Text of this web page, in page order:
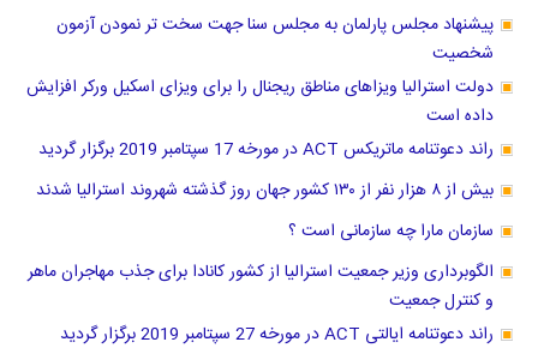
پیشنهاد مجلس پارلمان به مجلس سنا جهت سخت تر نمودن آزمون
شخصیت
دولت استرالیا ویزاهای مناطق ریجنال را برای ویزای اسکیل ورکر افزایش
داده است
راند دعوتنامه ماتریکس ACT در مورخه 17 سپتامبر 2019 برگزار گردید
بیش از ۸ هزار نفر از ۱۳۰ کشور جهان روز گذشته شهروند استرالیا شدند
سازمان مارا چه سازمانی است ؟
الگوبرداری وزیر جمعیت استرالیا از کشور کانادا برای جذب مهاجران ماهر
و کنترل جمعیت
راند دعوتنامه ایالتی ACT در مورخه 27 سپتامبر 2019 برگزار گردید